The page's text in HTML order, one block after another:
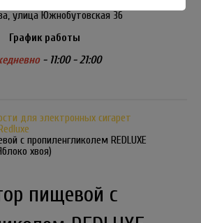
улица Южнобутовская 36
График работы
- 11:00 - 21:00
для электронных сигарет
с пропиленгликолем REDLUXE
хвоя)
пищевой с